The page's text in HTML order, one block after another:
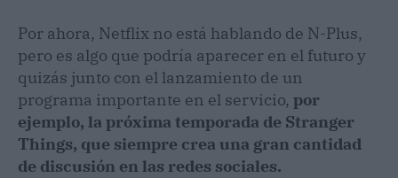
Por ahora, Netflix no está hablando de N-Plus,
pero es algo que podría aparecer en el futuro y
quizás junto con el lanzamiento de un
programa importante en el servicio, por
ejemplo, la próxima temporada de Stranger
Things, que siempre crea una gran cantidad
de discusión en las redes sociales.